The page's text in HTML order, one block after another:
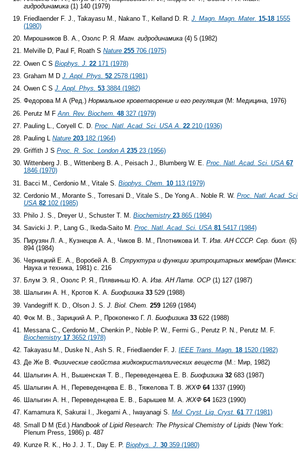
гидродинамика (1) 140 (1979)
Friedlaender F. J., Takayasu M., Nakano Т., Kelland D. R.J. Magn. Magn. Mater. 15-18 1555
(1980)
Мирошников В. А., Озолс Р. Я.Магн. гидродинамика (4) 5 (1982)
Melville D, Paul F, Roath SNature 255 706 (1975)
Owen C SBiophys. J. 22 171 (1978)
Graham M DJ. Appl. Phys. 52 2578 (1981)
Owen C SJ. Appl. Phys. 53 3884 (1982)
Федорова М А (Ред.)Нормальное кроветворение и его регуляция (М: Медицина, 1976)
Perutz M FAnn. Rev. Biochem. 48 327 (1979)
Pauling L., Coryell C. D.Proc. Natl. Acad. Sci. USA A. 22 210 (1936)
Pauling LNature 203 182 (1964)
Griffith J SProc. R. Soc. London A 235 23 (1956)
Wittenberg J. В., Wittenberg B. A., Peisach J., Blumberg W. E.Proc. Natl. Acad. Sci. USA 67
1846 (1970)
Bacci M., Cerdonio M., Vitale S.Biophys. Chem. 10 113 (1979)
Cerdonio M., Morante S., Torresani D., Vitale S., De Yong A.. Noble R. W.Proc. Natl. Acad. Sci.
USA 82 102 (1985)
Philo J. S., Dreyer U., Schuster T. M.Biochemistry 23 865 (1984)
Savicki J. P., Lang G., Ikeda-Saito M.Proc. Natl. Acad. Sci. USA 81 5417 (1984)
Пирузян Л. А., Кузнецов А. А., Чиков В. М., Плотникова И. Т.Изв. АН СССР. Сер. биол. (6)
894 (1984)
Черницкий Е. А., Воробей А. В.Структура и функции эритроцитарных мембран (Минск:
Наука и техника, 1981) с. 216
Блум Э. Я., Озолс Р. Я., Плявиньш Ю. А.Изв. АН Латв. ОСР (1) 127 (1987)
Шалыгин А. Н., Кротов K. А.Биофизика 33 529 (1988)
Vandegriff К. D., Olson J. S.J. Biol. Chem. 259 1269 (1984)
Фок М. В., Зарицкий А. Р., Прокопенко Г. Л.Биофизика 33 622 (1988)
Messana C., Cerdonio M., Chenkin P., Noble P. W., Fermi G., Perutz P. N., Perutz M. F.
Biochemistry 17 3652 (1978)
Takayasu M., Duske N., Ash S. R., Friedlaender F. J.IEEE Trans. Magn. 18 1520 (1982)
Де Же В.Физические свойства жидкокристаллических веществ (М.: Мир, 1982)
Шалыгин А. H., Вышенская Т. В., Переведенцева Е. В.Биофизика 32 683 (1987)
Шалыгин А. Н., Переведенцева Е. В., Тяжелова Т. В.ЖХФ 641337 (1990)
Шалыгин А. Н., Переведенцева Е. В., Барышев М. A.ЖХФ 641623 (1990)
Kamamura К, Sakurai I., Jkegami А., Iwayanagi S.Mol. Cryst. Liq. Cryst. 61 77 (1981)
Small D M (Ed.)Handbook of Lipid Research: The Physical Chemistry of Lipids (New York:
Plenum Press, 1986) p. 487
Kunze R. K., Ho J. J. Т., Day E. P.Biophys. J. 30 359 (1980)